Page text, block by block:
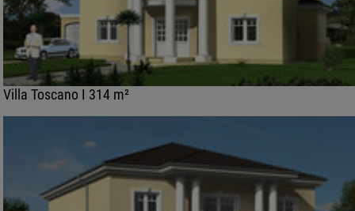
Villa Toscano I 314 m²